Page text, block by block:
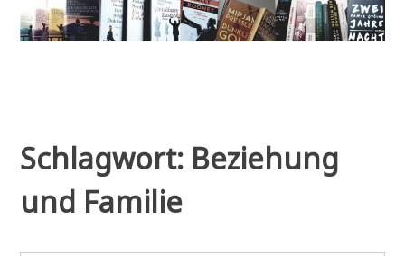
Schlagwort: Beziehung
und Familie